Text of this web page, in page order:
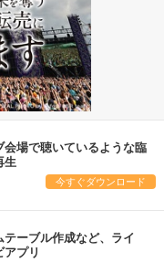
場で聴いているような臨
生
今すぐダウンロード
ーブル作成など、ライ
プリ